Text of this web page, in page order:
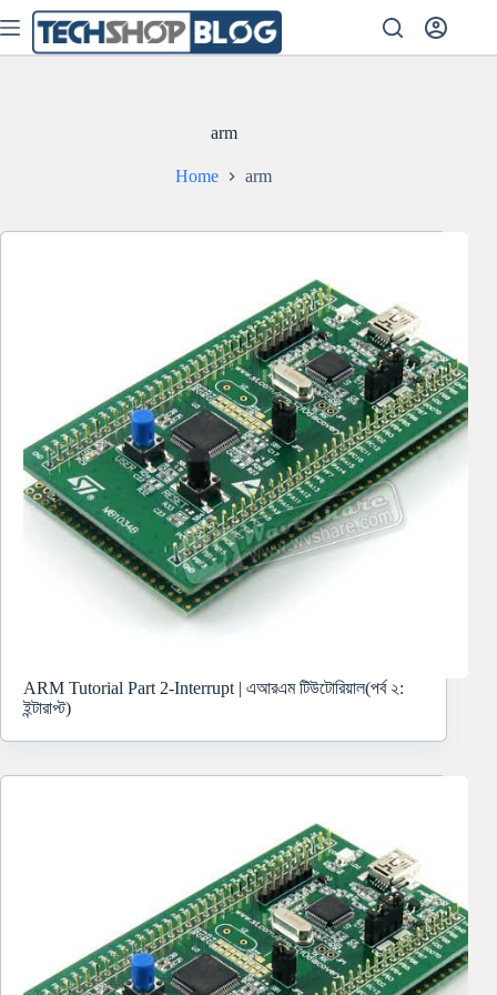
to
content
arm
Home arm
ARM Tutorial Part 2-Interrupt | এআরএম টিউটোরিয়াল(পর্ব ২:
ইন্টারাপ্ট‌)